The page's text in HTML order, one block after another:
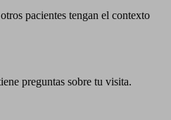
pacientes tengan el contexto
preguntas sobre tu visita.